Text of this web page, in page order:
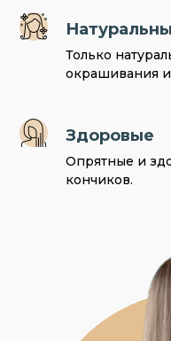
Только
окрашивания
Здоровые
Опрятные и
кончиков.